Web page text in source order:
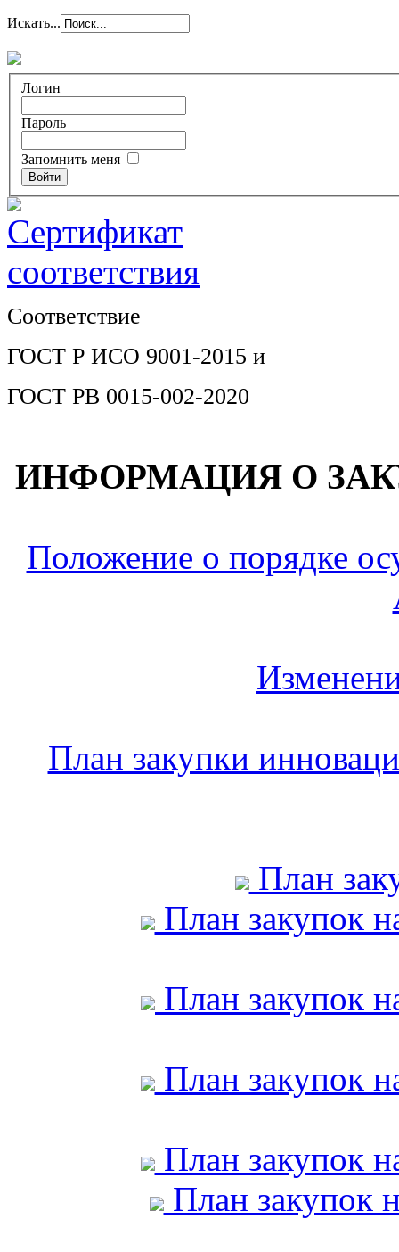
Искать...
Логин
Пароль
Запомнить меня
Соответствие
ГОСТ Р ИСО 9001-2015 и
ГОСТ РВ 0015-002-2020
ИНФОРМАЦИЯ О
Положение о порядке
План закупки
План
План закупок
План закупок
План закупок
План закупок
План закупок